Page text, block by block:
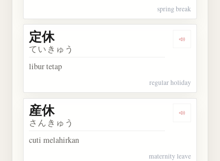
spring break
Dengarkan
定休
ていきゅう
libur tetap
regular holiday
Dengarkan
産休
さんきゅう
cuti melahirkan
maternity leave